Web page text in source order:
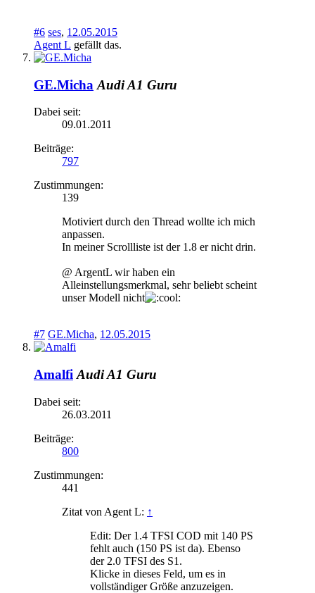
#6 ses, 12.05.2015
Agent L gefällt das.
GE.Micha Audi A1 Guru
Dabei seit:
09.01.2011
Beiträge:
797
Zustimmungen:
139
Motiviert durch den Thread wollte ich mich
anpassen.
In meiner Scrollliste ist der 1.8 er nicht drin.
@ ArgentL wir haben ein
Alleinstellungsmerkmal, sehr beliebt scheint
unser Modell nicht
#7 GE.Micha, 12.05.2015
Amalfi Audi A1 Guru
Dabei seit:
26.03.2011
Beiträge:
800
Zustimmungen:
441
Zitat von Agent L: ↑
Edit: Der 1.4 TFSI COD mit 140 PS
fehlt auch (150 PS ist da). Ebenso
der 2.0 TFSI des S1.
Klicke in dieses Feld, um es in
vollständiger Größe anzuzeigen.